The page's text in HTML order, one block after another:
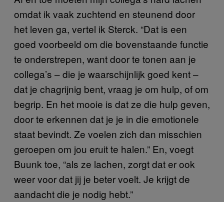
omdat ik vaak zuchtend en steunend door
het leven ga, vertel ik Sterck. “Dat is een
goed voorbeeld om die bovenstaande functie
te onderstrepen, want door te tonen aan je
collega’s – die je waarschijnlijk goed kent –
dat je chagrijnig bent, vraag je om hulp, of om
begrip. En het mooie is dat ze die hulp geven,
door te erkennen dat je je in die emotionele
staat bevindt. Ze voelen zich dan misschien
geroepen om jou eruit te halen.” En, voegt
Buunk toe, “als ze lachen, zorgt dat er ook
weer voor dat jij je beter voelt. Je krijgt de
aandacht die je nodig hebt.”